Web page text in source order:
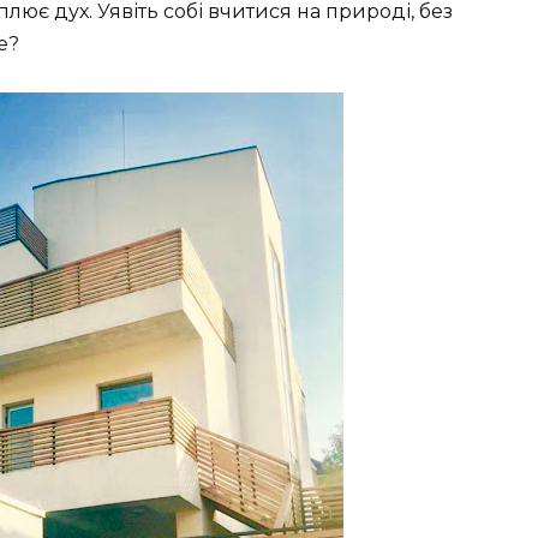
дух. Уявіть собі вчитися на природі, без